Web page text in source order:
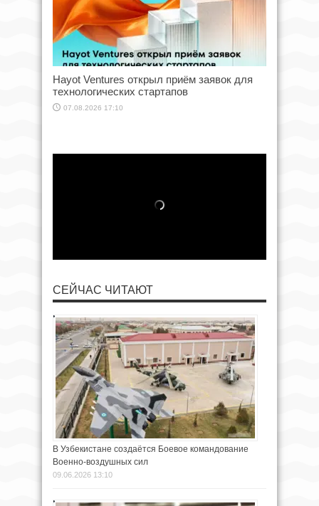
Hayot Ventures открыл приём заявок для
технологических стартапов
07.08.2026 17:10
СЕЙЧАС ЧИТАЮТ
В Узбекистане создаётся Боевое командование
Военно-воздушных сил
09.06.2026 13:10